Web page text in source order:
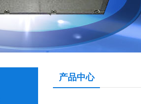
产品中心